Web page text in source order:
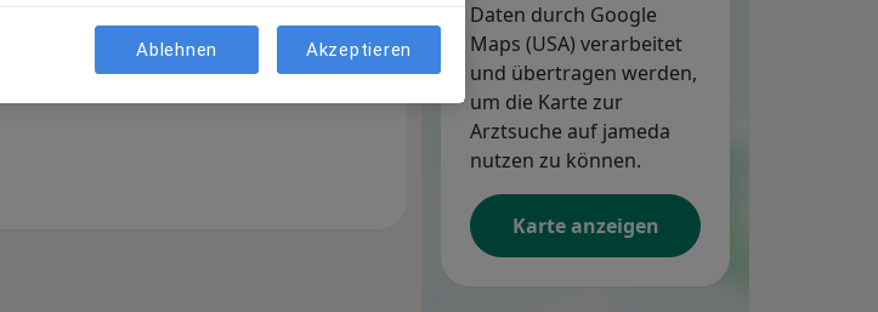
Terminanfrage senden
Daten durch Google
Maps (USA) verarbeitet
und übertragen werden,
um die Karte zur
Arztsuche auf jameda
nutzen zu können.
Karte anzeigen
Ablehnen Akzeptieren